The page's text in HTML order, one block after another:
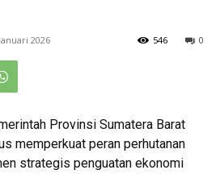
2026 0
546
Provinsi Sumatera Barat
memperkuat peran perhutanan
strategis penguatan ekonomi